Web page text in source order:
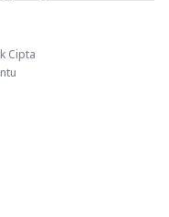
Cipta